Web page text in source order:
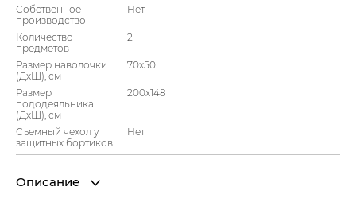
Собственное
производство
Нет
Количество
предметов
2
Размер наволочки
(ДхШ), см
70х50
Размер
пододеяльника
(ДхШ), см
200х148
Съемный чехол у
защитных бортиков
Нет
Описание